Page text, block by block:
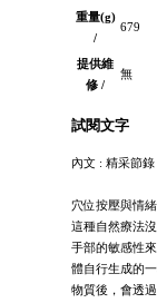
重量(g)
/
679
提供維
修 /
無
試閱文字
內文 : 精采節錄
穴位按壓與情
這種自然療法
手部的敏感性
體自行生成的
物質後，會透